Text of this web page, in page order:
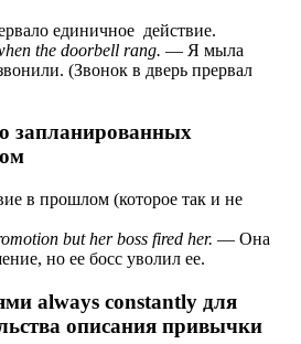
единичное действие.
the doorbell rang. — Я мыла
(Звонок в дверь прервал
запланированных
в прошлом (которое так и не
but her boss fired her. — Она
но ее босс уволил ее.
always constantly для
описания привычки